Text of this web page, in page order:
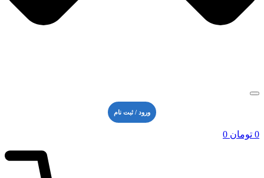
ورود / ثبت نام
0 تومان 0